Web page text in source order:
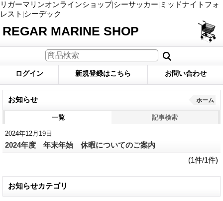
リガーマリンオンラインショップ|シーサッカー|ミッドナイトフォ
レスト|シーデック
REGAR MARINE SHOP
ログイン 新規登録はこちら お問い合わせ
お知らせ ホーム
一覧 記事検索
2024年12月19日
2024年度 年末年始 休暇についてのご案内
(1件/1件)
お知らせカテゴリ